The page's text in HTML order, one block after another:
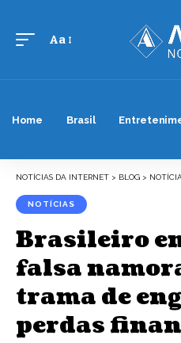
Font
Aa
Home Brasil
NOTÍCIAS DA INTERNET > BLOG >
NOTÍCIAS
Brasileiro
falsa
trama de
perdas